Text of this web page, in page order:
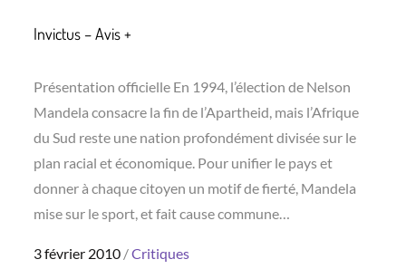
Invictus – Avis +
Présentation officielle En 1994, l’élection de Nelson
Mandela consacre la fin de l’Apartheid, mais l’Afrique
du Sud reste une nation profondément divisée sur le
plan racial et économique. Pour unifier le pays et
donner à chaque citoyen un motif de fierté, Mandela
mise sur le sport, et fait cause commune…
Posted
3 février 2010 Critiques